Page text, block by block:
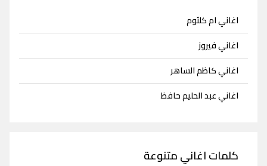
اغاني ام كلثوم
اغاني فيروز
اغاني كاظم الساهر
اغاني عبد الحليم حافظ
كلمات اغاني متنوعة